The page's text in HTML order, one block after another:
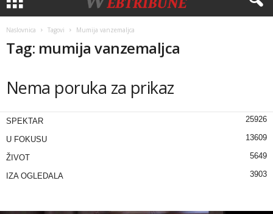
Naslovnica Tagovi Mumija vanzemaljca
Tag: mumija vanzemaljca
Nema poruka za prikaz
SPEKTAR 25926
U FOKUSU 13609
ŽIVOT 5649
IZA OGLEDALA 3903